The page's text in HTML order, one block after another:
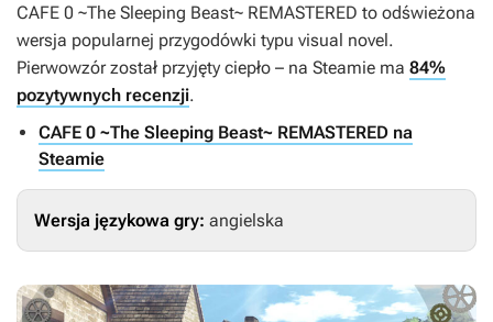
CAFE 0 ~The Sleeping Beast~ REMASTERED to odświeżona
wersja popularnej przygodówki typu visual novel.
Pierwowzór został przyjęty ciepło – na Steamie ma 84%
pozytywnych recenzji.
CAFE 0 ~The Sleeping Beast~ REMASTERED na
Steamie
Wersja językowa gry: angielska